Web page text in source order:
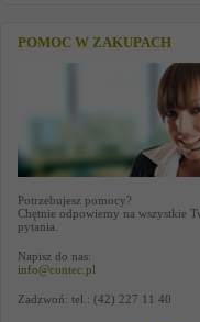
POMOC W ZAKUPACH
Potrzebujesz pomocy?
Chętnie odpowiemy na wszystkie
pytania.
Napisz do nas:
info@contec.pl
Zadzwoń: tel.: (42) 227 11 40